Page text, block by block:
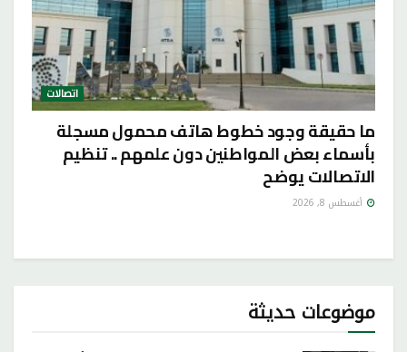
اتصالات
ما حقيقة وجود خطوط هاتف محمول مسجلة
بأسماء بعض المواطنين دون علمهم .. تنظيم
الاتصالات يوضح
أغسطس 8, 2026
موضوعات حديثة